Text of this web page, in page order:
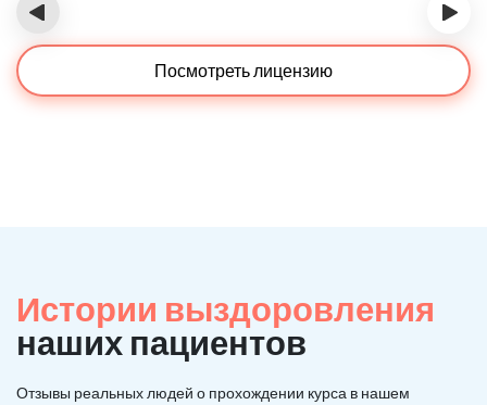
‹ ›
Посмотреть лицензию
Истории выздоровления
наших пациентов
Отзывы реальных людей о прохождении курса в нашем